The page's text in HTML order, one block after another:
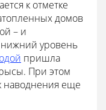
к отметке
домов
– и
нижний уровень
пришла
При этом
наводнения еще